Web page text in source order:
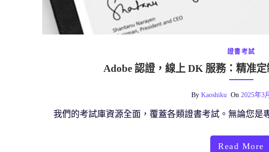
證書考試
Adobe 認證，線上 DK 服務：精准
By Kaoshiku On 2025年3
我們的考試庫資源全面，覆蓋各類證書考試。無論您
Read More